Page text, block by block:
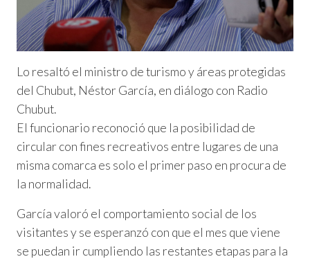
Lo resaltó el ministro de turismo y áreas protegidas
del Chubut, Néstor García, en diálogo con Radio
Chubut.
El funcionario reconoció que la posibilidad de
circular con fines recreativos entre lugares de una
misma comarca es solo el primer paso en procura de
la normalidad.
García valoró el comportamiento social de los
visitantes y se esperanzó con que el mes que viene
se puedan ir cumpliendo las restantes etapas para la